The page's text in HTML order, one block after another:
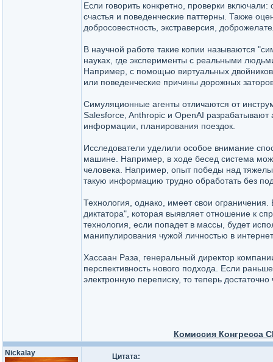
Если говорить конкретно, проверки
счастья и поведенческие паттерны. Также
добросовестность, экстраверсия,
В научной работе такие копии называются
науках, где эксперименты с реальными
Например, с помощью виртуальных
или поведенческие причины дорожных
Симуляционные агенты отличаются от
Salesforce, Anthropic и OpenAI разрабатывают
информации, планирования поездок.
Исследователи уделили особое внимание
машине. Например, в ходе бесед система
человека. Например, опыт победы над
такую информацию трудно обработать без
Технология, однако, имеет свои
диктатора", которая выявляет отношение к
технология, если попадет в массы, будет
манипулирования чужой личностью в
Хассаан Раза, генеральный директор
перспективность нового подхода. Если
электронную переписку, то теперь
Комиссия Конгресса
Nickalay Цитата: